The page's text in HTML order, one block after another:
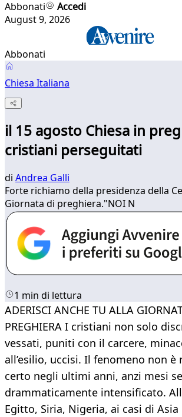
Abbonati
Accedi
August 9, 2026
Abbonati
Chiesa Italiana
il 15 agosto Chiesa in
cristiani perseguitati
di Andrea Galli
Forte richiamo della presidenza della
Giornata di preghiera."NOI N
1 min di lettura
​ADERISCI ANCHE TU ALLA
PREGHIERA I cristiani non solo
vessati, puniti con il carcere,
all’esilio, uccisi. Il fenomeno non è
certo negli ultimi anni, anzi mesi
drammaticamente intensificato.
Egitto, Siria, Nigeria, ai casi di